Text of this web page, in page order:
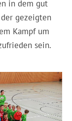
in dem gut
gezeigten
Kampf um
sein.